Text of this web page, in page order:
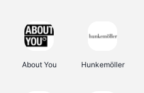
About You Hunkemöller